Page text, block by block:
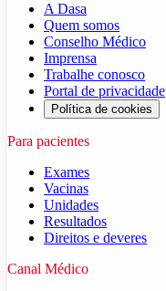
A Dasa
Quem somos
Conselho Médico
Imprensa
Trabalhe conosco
Portal de privacidade
Política de cookies
Para pacientes
Exames
Vacinas
Unidades
Resultados
Direitos e deveres
Canal Médico